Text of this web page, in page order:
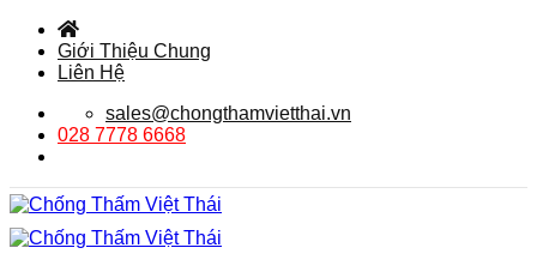
qua
Giới Thiệu Chung
Liên Hệ
sales@chongthamvietthai.vn
028 7778 6668